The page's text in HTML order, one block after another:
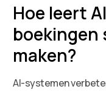
Hoe leert
boekingen
maken?
AI-systemen